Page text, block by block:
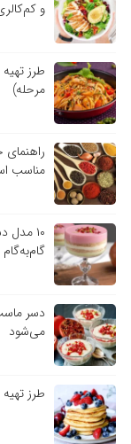
و
مرحله)
مناسب
گام‌به‌گام
می‌شود
طرز تهیه